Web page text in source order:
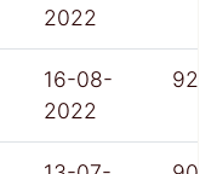
2022
16-08-
2022
922